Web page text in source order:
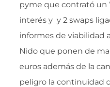
pyme que contrató un
interés y y 2 swaps
informes de viabilidad
Nido que ponen de
euros además de la
peligro la continuidad